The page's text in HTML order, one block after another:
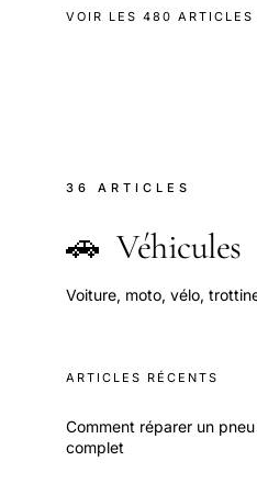
VOIR LES 480
36 ARTICLES
🚗 Véhicules
Voiture, moto, vélo,
ARTICLES RÉCENTS
Comment réparer un
complet